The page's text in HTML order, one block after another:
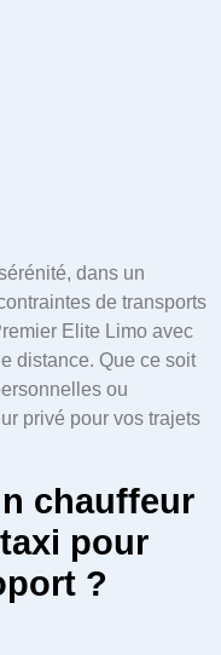
dans un
de transports
Elite Limo avec
distance. Que ce soit
ou
privé pour vos trajets
chauffeur
pour
?